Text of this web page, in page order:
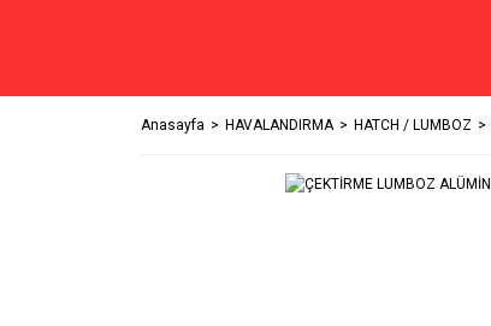
Anasayfa HAVALANDIRMA HATCH / LUMBOZ